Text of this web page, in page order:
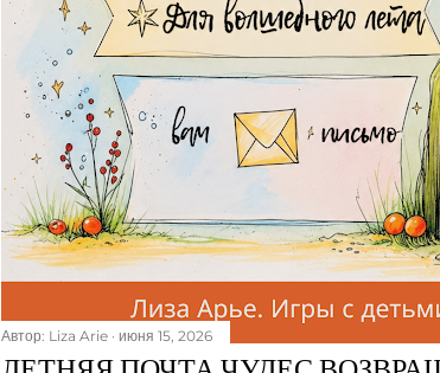
Автор: Liza Arie июня 15, 2026